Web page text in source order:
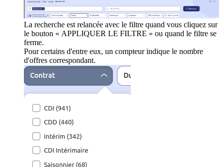
La recherche est relancée avec le filtre quand vous cliquez sur
le bouton « APPLIQUER LE FILTRE » ou quand le filtre se
ferme.
Pour certains d'entre eux, un compteur indique le nombre
d'offres correspondant.